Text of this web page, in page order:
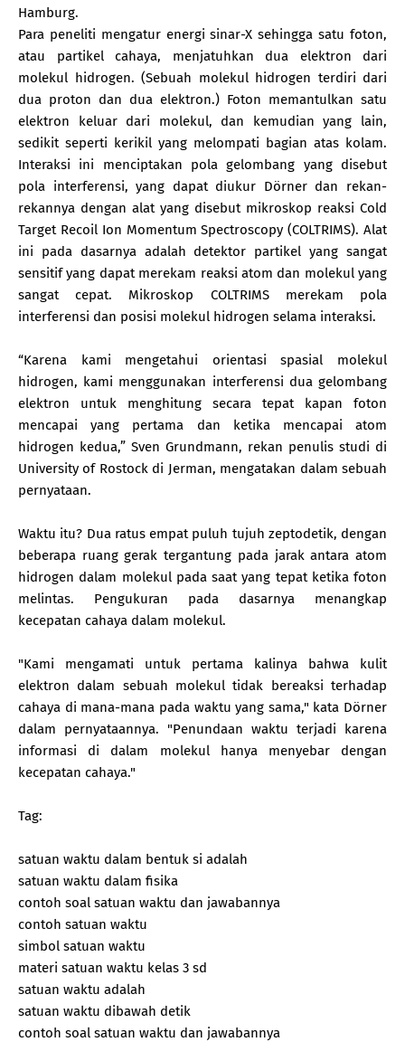
Hamburg.
Para peneliti mengatur energi sinar-X sehingga satu foton,
atau partikel cahaya, menjatuhkan dua elektron dari
molekul hidrogen. (Sebuah molekul hidrogen terdiri dari
dua proton dan dua elektron.) Foton memantulkan satu
elektron keluar dari molekul, dan kemudian yang lain,
sedikit seperti kerikil yang melompati bagian atas kolam.
Interaksi ini menciptakan pola gelombang yang disebut
pola interferensi, yang dapat diukur Dörner dan rekan-
rekannya dengan alat yang disebut mikroskop reaksi Cold
Target Recoil Ion Momentum Spectroscopy (COLTRIMS). Alat
ini pada dasarnya adalah detektor partikel yang sangat
sensitif yang dapat merekam reaksi atom dan molekul yang
sangat cepat. Mikroskop COLTRIMS merekam pola
interferensi dan posisi molekul hidrogen selama interaksi.
“Karena kami mengetahui orientasi spasial molekul
hidrogen, kami menggunakan interferensi dua gelombang
elektron untuk menghitung secara tepat kapan foton
mencapai yang pertama dan ketika mencapai atom
hidrogen kedua,” Sven Grundmann, rekan penulis studi di
University of Rostock di Jerman, mengatakan dalam sebuah
pernyataan.
Waktu itu? Dua ratus empat puluh tujuh zeptodetik, dengan
beberapa ruang gerak tergantung pada jarak antara atom
hidrogen dalam molekul pada saat yang tepat ketika foton
melintas. Pengukuran pada dasarnya menangkap
kecepatan cahaya dalam molekul.
"Kami mengamati untuk pertama kalinya bahwa kulit
elektron dalam sebuah molekul tidak bereaksi terhadap
cahaya di mana-mana pada waktu yang sama," kata Dörner
dalam pernyataannya. "Penundaan waktu terjadi karena
informasi di dalam molekul hanya menyebar dengan
kecepatan cahaya."
Tag:
satuan waktu dalam bentuk si adalah
satuan waktu dalam fisika
contoh soal satuan waktu dan jawabannya
contoh satuan waktu
simbol satuan waktu
materi satuan waktu kelas 3 sd
satuan waktu adalah
satuan waktu dibawah detik
contoh soal satuan waktu dan jawabannya